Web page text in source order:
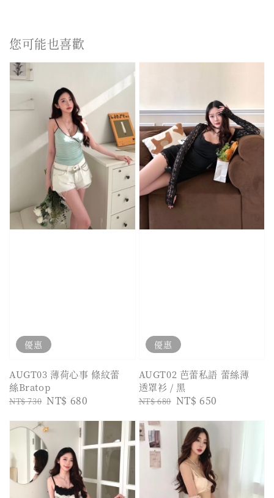
您可能也喜歡
優惠
AUGT03 薄荷心事 條紋蕾
絲Bratop
Regular
NT$ 730 Sale
NT$ 680
優惠
AUGT02 芭蕾私語 蕾絲薄
透罩衫 / 黑
Regular
NT$ 680 Sale
NT$ 650